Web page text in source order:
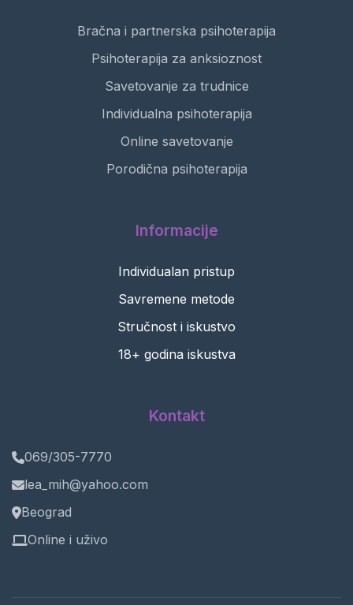
Bračna i partnerska psihoterapija
Psihoterapija za anksioznost
Savetovanje za trudnice
Individualna psihoterapija
Online savetovanje
Porodična psihoterapija
Informacije
Individualan pristup
Savremene metode
Stručnost i iskustvo
18+ godina iskustva
Kontakt
069/305-7770
lea_mih@yahoo.com
Beograd
Online i uživo